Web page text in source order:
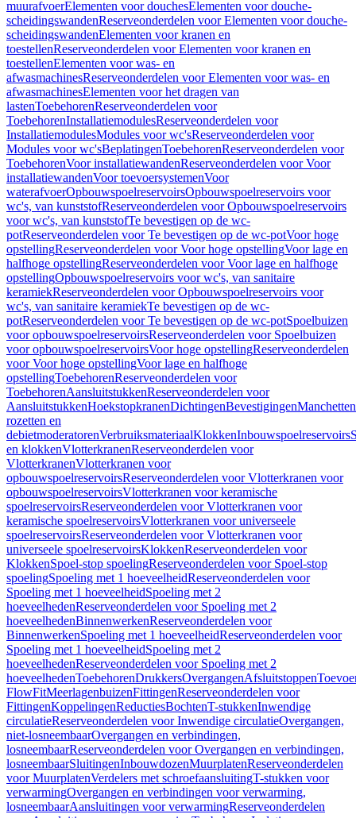
muurafvoerElementen voor douchesElementen voor douche-
scheidingswandenReserveonderdelen voor Elementen voor douche-
scheidingswandenElementen voor kranen en
toestellenReserveonderdelen voor Elementen voor kranen en
toestellenElementen voor was- en
afwasmachinesReserveonderdelen voor Elementen voor was- en
afwasmachinesElementen voor het dragen van
lastenToebehorenReserveonderdelen voor
ToebehorenInstallatiemodulesReserveonderdelen voor
InstallatiemodulesModules voor wc'sReserveonderdelen voor
Modules voor wc'sBeplatingenToebehorenReserveonderdelen voor
ToebehorenVoor installatiewandenReserveonderdelen voor Voor
installatiewandenVoor toevoersystemenVoor
waterafvoerOpbouwspoelreservoirsOpbouwspoelreservoirs voor
wc's, van kunststofReserveonderdelen voor Opbouwspoelreservoirs
voor wc's, van kunststofTe bevestigen op de wc-
potReserveonderdelen voor Te bevestigen op de wc-potVoor hoge
opstellingReserveonderdelen voor Voor hoge opstellingVoor lage en
halfhoge opstellingReserveonderdelen voor Voor lage en halfhoge
opstellingOpbouwspoelreservoirs voor wc's, van sanitaire
keramiekReserveonderdelen voor Opbouwspoelreservoirs voor
wc's, van sanitaire keramiekTe bevestigen op de wc-
potReserveonderdelen voor Te bevestigen op de wc-potSpoelbuizen
voor opbouwspoelreservoirsReserveonderdelen voor Spoelbuizen
voor opbouwspoelreservoirsVoor hoge opstellingReserveonderdelen
voor Voor hoge opstellingVoor lage en halfhoge
opstellingToebehorenReserveonderdelen voor
ToebehorenAansluitstukkenReserveonderdelen voor
AansluitstukkenHoekstopkranenDichtingenBevestigingenManchetten
rozetten en
debietmoderatorenVerbruiksmateriaalKlokkenInbouwspoelreservoirs
en klokkenVlotterkranenReserveonderdelen voor
VlotterkranenVlotterkranen voor
opbouwspoelreservoirsReserveonderdelen voor Vlotterkranen voor
opbouwspoelreservoirsVlotterkranen voor keramische
spoelreservoirsReserveonderdelen voor Vlotterkranen voor
keramische spoelreservoirsVlotterkranen voor universeele
spoelreservoirsReserveonderdelen voor Vlotterkranen voor
universeele spoelreservoirsKlokkenReserveonderdelen voor
KlokkenSpoel-stop spoelingReserveonderdelen voor Spoel-stop
spoelingSpoeling met 1 hoeveelheidReserveonderdelen voor
Spoeling met 1 hoeveelheidSpoeling met 2
hoeveelhedenReserveonderdelen voor Spoeling met 2
hoeveelhedenBinnenwerkenReserveonderdelen voor
BinnenwerkenSpoeling met 1 hoeveelheidReserveonderdelen voor
Spoeling met 1 hoeveelheidSpoeling met 2
hoeveelhedenReserveonderdelen voor Spoeling met 2
hoeveelhedenToebehorenDrukkersOvergangenAfsluitstoppen
FlowFitMeerlagenbuizenFittingenReserveonderdelen voor
FittingenKoppelingenReductiesBochtenT-stukkenInwendige
circulatieReserveonderdelen voor Inwendige circulatieOvergangen,
niet-losneembaarOvergangen en verbindingen,
losneembaarReserveonderdelen voor Overgangen en verbindingen,
losneembaarSluitingenInbouwdozenMuurplatenReserveonderdelen
voor MuurplatenVerdelers met schroefaansluitingT-stukken voor
verwarmingOvergangen en verbindingen voor verwarming,
losneembaarAansluitingen voor verwarmingReserveonderdelen